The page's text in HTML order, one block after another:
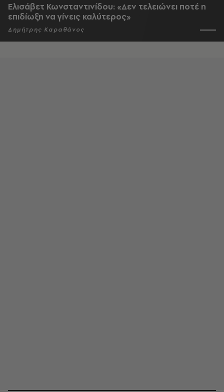
Ελισάβετ Κωνσταντινίδου: «Δεν τελειώνει ποτέ η
επιδίωξη να γίνεις καλύτερος»
Δημήτρης Καραθάνος